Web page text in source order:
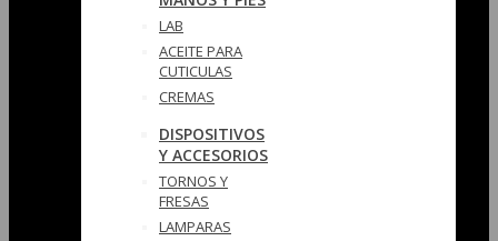
LAB
ACEITE PARA
CUTICULAS
CREMAS
DISPOSITIVOS
Y ACCESORIOS
TORNOS Y
FRESAS
LAMPARAS